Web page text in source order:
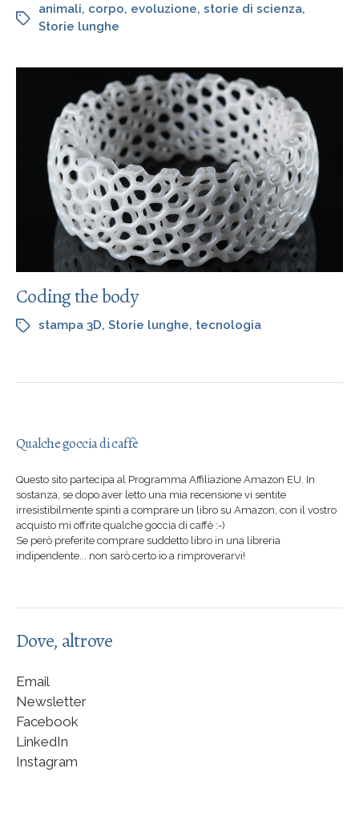
animali, corpo, evoluzione, storie di scienza,
Storie lunghe
Coding the body
stampa 3D, Storie lunghe, tecnologia
Qualche goccia di caffè
Questo sito partecipa al Programma Affiliazione Amazon EU. In
sostanza, se dopo aver letto una mia recensione vi sentite
irresistibilmente spinti a comprare un libro su Amazon, con il vostro
acquisto mi offrite qualche goccia di caffè :-)
Se però preferite comprare suddetto libro in una libreria
indipendente... non sarò certo io a rimproverarvi!
Dove, altrove
Email
Newsletter
Facebook
LinkedIn
Instagram